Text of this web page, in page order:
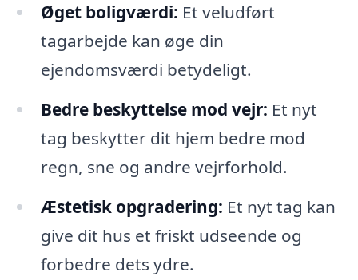
Øget boligværdi: Et veludført
tagarbejde kan øge din
ejendomsværdi betydeligt.
Bedre beskyttelse mod vejr: Et nyt
tag beskytter dit hjem bedre mod
regn, sne og andre vejrforhold.
Æstetisk opgradering: Et nyt tag kan
give dit hus et friskt udseende og
forbedre dets ydre.